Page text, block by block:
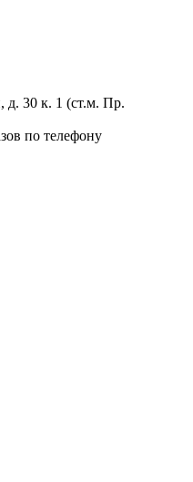
д. 30 к. 1 (ст.м. Пр.
по телефону